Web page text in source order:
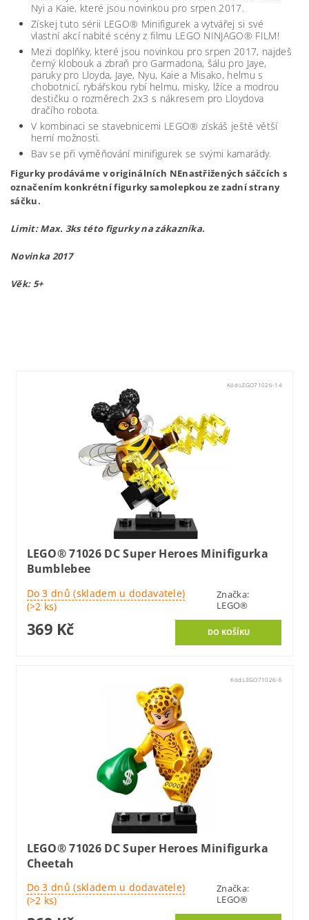
Nyi a Kaie, které jsou novinkou pro srpen 2017.
Získej tuto sérii LEGO® Minifigurek a vytvářej si své
vlastní akcí nabité scény z filmu LEGO NINJAGO® FILM!
Mezi doplňky, které jsou novinkou pro srpen 2017, najdeš
černý klobouk a zbraň pro Garmadona, šálu pro Jaye,
paruky pro Lloyda, Jaye, Nyu, Kaie a Misako, helmu s
chobotnicí, rybářskou rybí helmu, misky, lžíce a modrou
destičku o rozměrech 2x3 s nákresem pro Lloydova
dračího robota.
V kombinaci se stavebnicemi LEGO® získáš ještě větší
herní možnosti.
Bav se při vyměňování minifigurek se svými kamarády.
Figurky prodáváme v originálních NEnastřižených sáčcích s
označením konkrétní figurky samolepkou ze zadní strany
sáčku.
Limit: Max. 3ks této figurky na zákazníka.
Novinka 2017
Věk: 5+
Kód:LEGO71026-14
LEGO® 71026 DC Super Heroes Minifigurka
Bumblebee
Do 3 dnů (skladem u dodavatele)
(>2 ks)
Značka:
LEGO®
369 Kč
Kód:LEGO71026-6
LEGO® 71026 DC Super Heroes Minifigurka
Cheetah
Do 3 dnů (skladem u dodavatele)
(>2 ks)
Značka:
LEGO®